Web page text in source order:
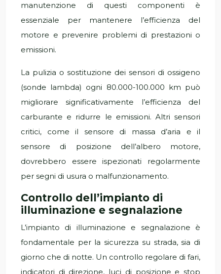
manutenzione di questi componenti è
essenziale per mantenere l’efficienza del
motore e prevenire problemi di prestazioni o
emissioni.
La pulizia o sostituzione dei sensori di ossigeno
(sonde lambda) ogni 80.000-100.000 km può
migliorare significativamente l’efficienza del
carburante e ridurre le emissioni. Altri sensori
critici, come il sensore di massa d’aria e il
sensore di posizione dell’albero motore,
dovrebbero essere ispezionati regolarmente
per segni di usura o malfunzionamento.
Controllo dell’impianto di
illuminazione e segnalazione
L’impianto di illuminazione e segnalazione è
fondamentale per la sicurezza su strada, sia di
giorno che di notte. Un controllo regolare di fari,
indicatori di direzione, luci di posizione e stop